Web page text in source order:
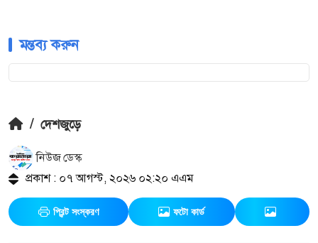
মন্তব্য করুন
/ দেশজুড়ে
নিউজ ডেস্ক
প্রকাশ : ০৭ আগস্ট, ২০২৬ ০২:২০ এএম
প্রিন্ট সংস্করণ ফটো কার্ড